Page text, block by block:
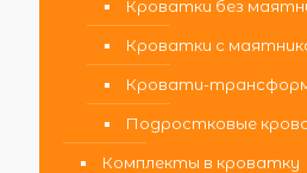
Кроватки без
Кроватки с
Кровати-
Подростковые
Комплекты в кроватку